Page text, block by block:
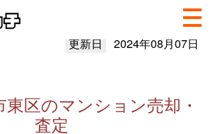
更新日 2024年08月07日
区のマンション売却・
査定